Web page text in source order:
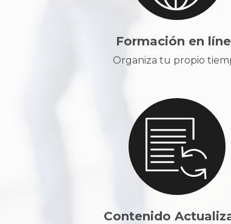
Formación en
Organiza tu propio
Contenido